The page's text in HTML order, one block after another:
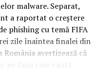
administratorii
intens
pentru zonele
prematură și de
trecere frecventă. Este
și mai mult de
malware. Separat,
a raportat o creștere
phishing cu temă FIFA
zile înaintea finalei din
avertizează că